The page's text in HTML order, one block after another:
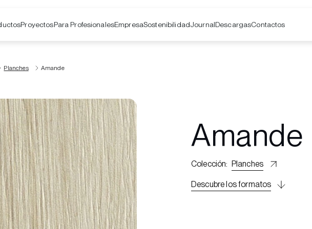
ProyectosPara ProfesionalesEmpresaSostenibilidadJournalDescargasContactos
Planches Amande
Amande
Colección: Planches
Descubre los formatos